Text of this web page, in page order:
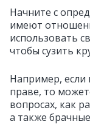
Начните с
имеют
использовать
чтобы сузить
Например, если
праве, то
вопросах, как
а также